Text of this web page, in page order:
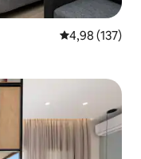
Gemiddelde
4,98 (137)